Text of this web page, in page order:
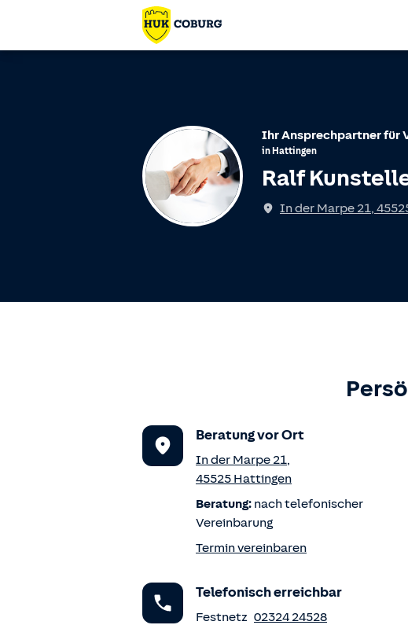
Ihr Ansprechpartner für
in Hattingen
Ralf
In der Marpe 21,
Beratung vor Ort
In der Marpe 21,
45525 Hattingen
Beratung: nach telefonischer
Vereinbarung
Termin vereinbaren
Telefonisch erreichbar
Festnetz 02324 24528